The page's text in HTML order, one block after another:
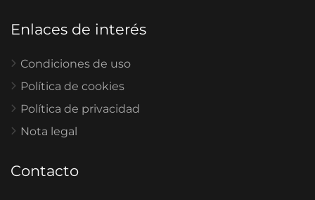
Enlaces de interés
Condiciones de uso
Política de cookies
Política de privacidad
Nota legal
Contacto